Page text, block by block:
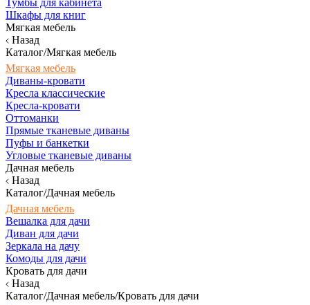
Тумбы для кабинета
Шкафы для книг
Мягкая мебель
Назад
Каталог/Мягкая мебель
Мягкая мебель
Диваны-кровати
Кресла классические
Кресла-кровати
Оттоманки
Прямые тканевые диваны
Пуфы и банкетки
Угловые тканевые диваны
Дачная мебель
Назад
Каталог/Дачная мебель
Дачная мебель
Вешалка для дачи
Диван для дачи
Зеркала на дачу
Комоды для дачи
Кровать для дачи
Назад
Каталог/Дачная мебель/Кровать для дачи